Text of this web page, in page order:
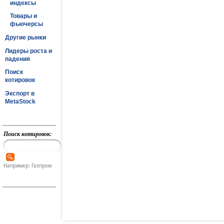
индексы
Товары и
фьючерсы
Другие рынки
Лидеры роста и
падения
Поиск
котировок
Экспорт в
MetaStock
Поиск котировок:
Например: Газпром